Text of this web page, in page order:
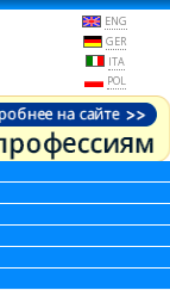
ENG
GER
ITA
POL